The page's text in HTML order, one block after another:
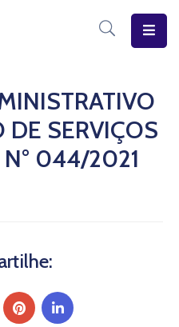
DE SERVIÇOS
N° 044/2021